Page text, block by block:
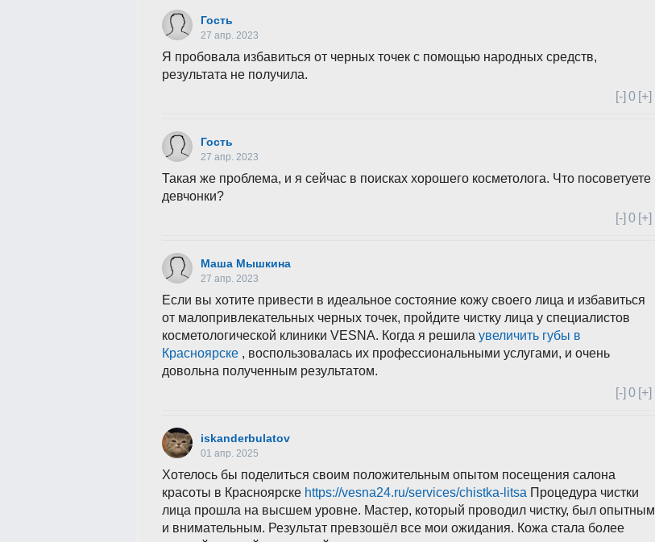
Гость
27 апр. 2023
Я пробовала избавиться от черных точек с помощью народных средств,
результата не получила.
[-] 0 [+]
Гость
27 апр. 2023
Такая же проблема, и я сейчас в поисках хорошего косметолога. Что посоветуете
девчонки?
[-] 0 [+]
Маша Мышкина
27 апр. 2023
Если вы хотите привести в идеальное состояние кожу своего лица и избавиться
от малопривлекательных черных точек, пройдите чистку лица у специалистов
косметологической клиники VESNA. Когда я решила увеличить губы в
Красноярске , воспользовалась их профессиональными услугами, и очень
довольна полученным результатом.
[-] 0 [+]
iskanderbulatov
01 апр. 2025
Хотелось бы поделиться своим положительным опытом посещения салона
красоты в Красноярске https://vesna24.ru/services/chistka-litsa Процедура чистки
лица прошла на высшем уровне. Мастер, который проводил чистку, был опытным
и внимательным. Результат превзошёл все мои ожидания. Кожа стала более